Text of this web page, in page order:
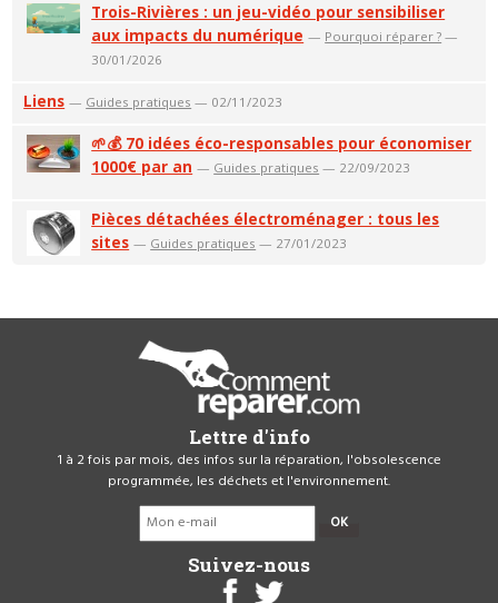
Trois-Rivières : un jeu-vidéo pour sensibiliser
aux impacts du numérique — Pourquoi réparer ? —
30/01/2026
Liens — Guides pratiques — 02/11/2023
🌱💰 70 idées éco-responsables pour économiser
1000€ par an — Guides pratiques — 22/09/2023
Pièces détachées électroménager : tous les
sites — Guides pratiques — 27/01/2023
Lettre d'info
1 à 2 fois par mois, des infos sur la réparation, l'obsolescence
programmée, les déchets et l'environnement.
OK
Suivez-nous